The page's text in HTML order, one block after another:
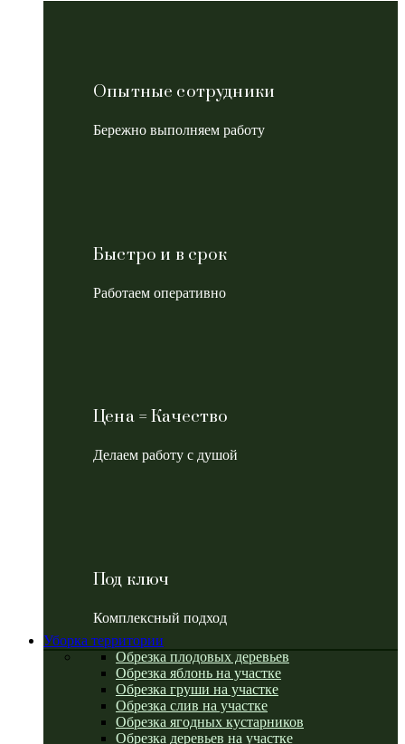
Опытные сотрудники
Бережно выполняем работу
Быстро и в срок
Работаем оперативно
Цена = Качество
Делаем работу с душой
Под ключ
Комплексный подход
Уборка территории
Обрезка плодовых деревьев
Обрезка яблонь на участке
Обрезка груши на участке
Обрезка слив на участке
Обрезка ягодных кустарников
Обрезка деревьев на участке